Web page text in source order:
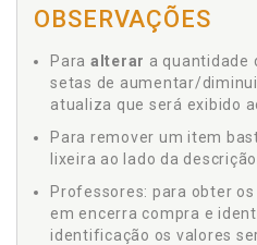
OBSERVAÇÕES
Para alterar a quantidade
setas de aumentar/
atualiza que será exibido
Para remover um item
lixeira ao lado da
Professores: para obter
em encerra compra e
identificação os valores